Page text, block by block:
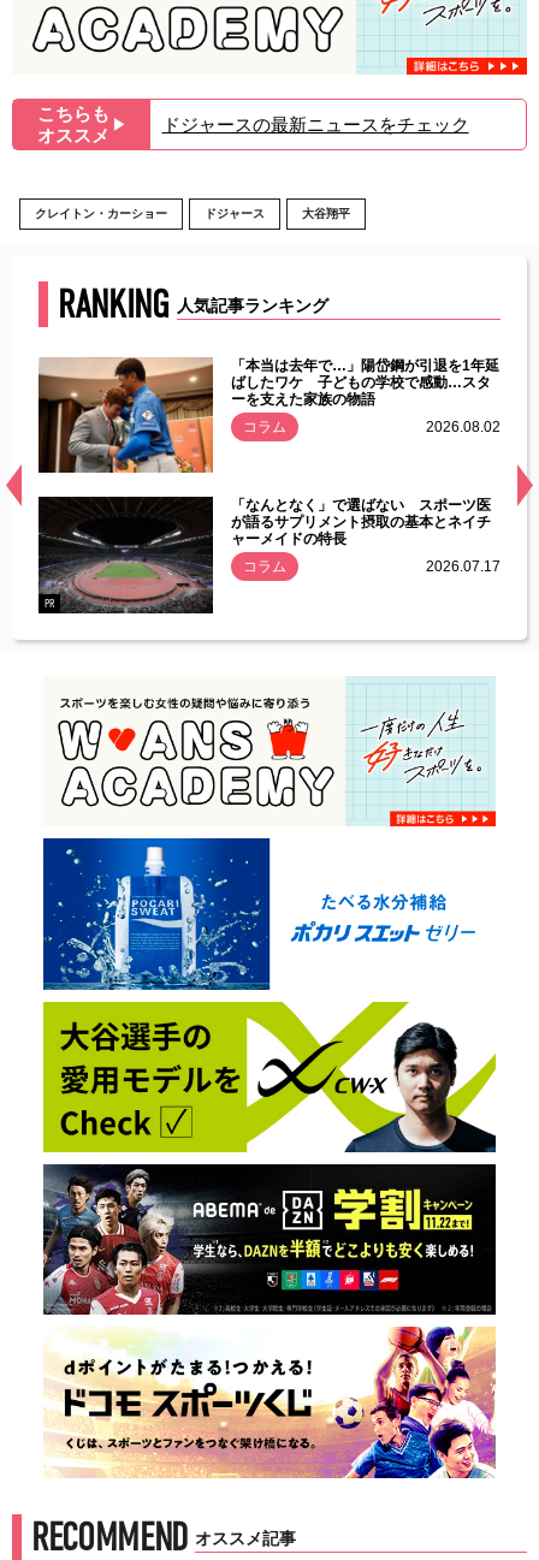
こちらも
オススメ ▶︎ ドジャースの最新ニュースをチェック
クレイトン・カーショー ドジャース 大谷翔平
RANKING 人気記事ランキング
常
「本当は去年で…」陽岱鋼が引退を1年延
ばしたワケ 子どもの学校で感動…スタ
ーを支えた家族の物語
コラム
2026.08.02
PR
「なんとなく」で選ばない スポーツ医
が語るサプリメント摂取の基本とネイチ
ャーメイドの特長
コラム
2026.07.17
RECOMMEND オススメ記事